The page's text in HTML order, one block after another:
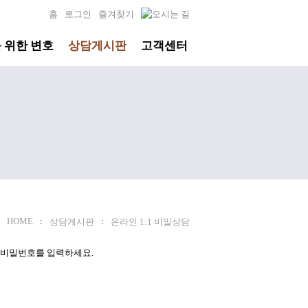
홈 로그인 즐겨찾기
위한 변호 상담게시판 고객센터
HOME : 상담게시판 : 온라인 1:1 비밀상담
밀번호를 입력하세요.